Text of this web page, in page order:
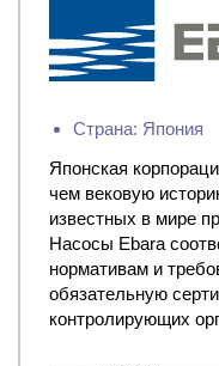
Страна: Япония
Японская
чем вековую
известных в мире
Насосы Ebara
нормативам и
обязательную
контролирующих